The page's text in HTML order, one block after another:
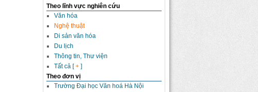
Theo lĩnh vực nghiên cứu
Văn hóa
Nghệ thuật
Di sản văn hóa
Du lịch
Thông tin, Thư viện
Tất cả [+ ]
Theo đơn vị
Trường Đại học Văn hoá Hà Nội